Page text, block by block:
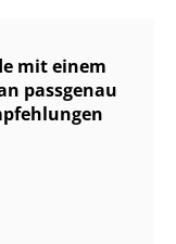
mit einem
passgenau